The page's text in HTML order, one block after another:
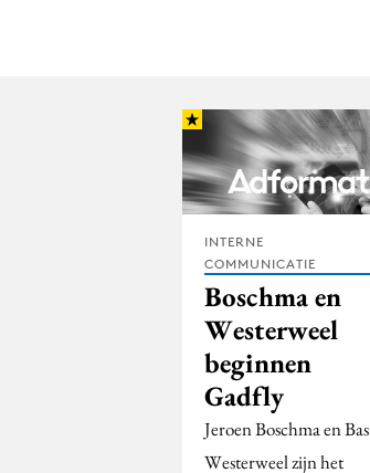
INTERNE
COMMUNICATIE
Boschma en
Westerweel
beginnen
Gadfly
Jeroen Boschma en Bas
Westerweel zijn het